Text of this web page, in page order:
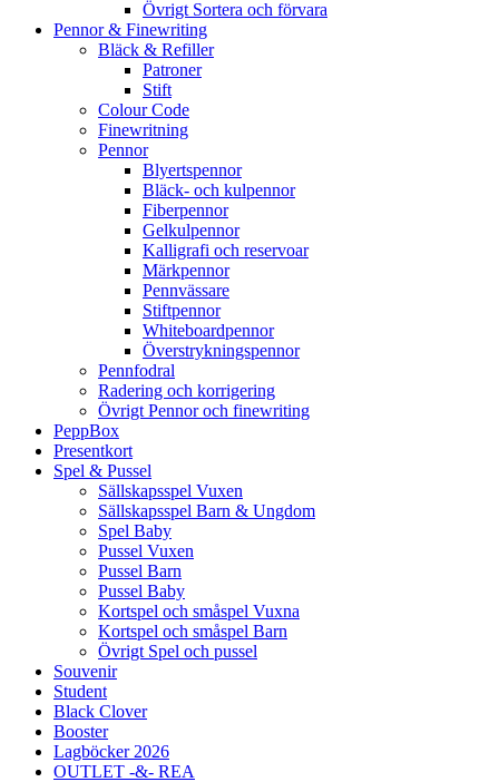
Övrigt Sortera och förvara
Pennor & Finewriting
Bläck & Refiller
Patroner
Stift
Colour Code
Finewritning
Pennor
Blyertspennor
Bläck- och kulpennor
Fiberpennor
Gelkulpennor
Kalligrafi och reservoar
Märkpennor
Pennvässare
Stiftpennor
Whiteboardpennor
Överstrykningspennor
Pennfodral
Radering och korrigering
Övrigt Pennor och finewriting
PeppBox
Presentkort
Spel & Pussel
Sällskapsspel Vuxen
Sällskapsspel Barn & Ungdom
Spel Baby
Pussel Vuxen
Pussel Barn
Pussel Baby
Kortspel och småspel Vuxna
Kortspel och småspel Barn
Övrigt Spel och pussel
Souvenir
Student
Black Clover
Booster
Lagböcker 2026
OUTLET -&- REA